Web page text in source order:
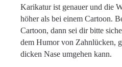
Karikatur ist genauer und die
höher als bei einem Cartoon.
Cartoon, dann sei dir bitte
dem Humor von Zahnlücken,
dicken Nase umgehen kann.